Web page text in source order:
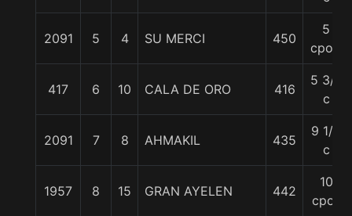
2091 5 4 SU MERCI 450
5
cpos.
417 6 10 CALA DE ORO 416
5 3/4
c
2091 7 8 AHMAKIL 435
9 1/2
c
1957 8 15 GRAN AYELEN 442
10
cpos